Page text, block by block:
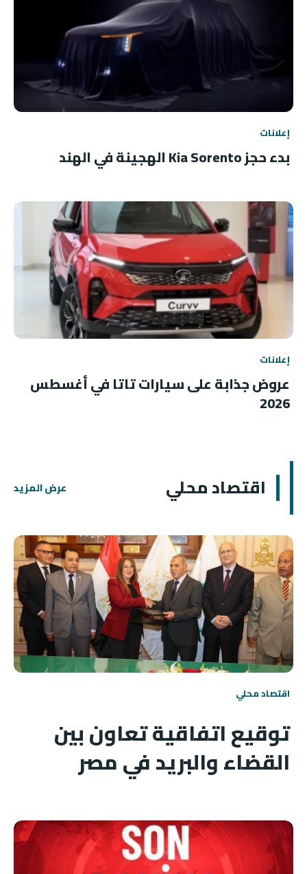
إعلانات
بدء حجز Kia Sorento الهجينة في الهند
إعلانات
عروض جذابة على سيارات تاتا في أغسطس
2026
اقتصاد محلي عرض المزيد
اقتصاد محلي
توقيع اتفاقية تعاون بين
القضاء والبريد في مصر